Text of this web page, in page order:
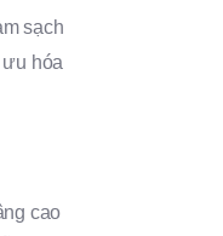
sạch
hóa
cao